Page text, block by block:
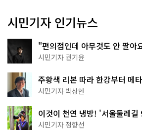
시민기자 인기뉴스
"편의점인데 아무것도 안 팔아
한 편의점의 정체
시민기자 권기윤
주황색 리본 따라 한강부터 메
서울둘레길 15코스
시민기자 박상현
이것이 천연 냉방! '서울둘레
나볼까
시민기자 정향선